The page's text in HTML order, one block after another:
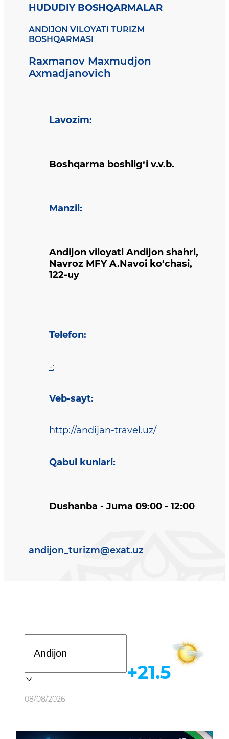
HUDUDIY BOSHQARMALAR
ANDIJON VILOYATI TURIZM
BOSHQARMASI
Raxmanov Maxmudjon
Axmadjanovich
Lavozim:
Boshqarma boshlig‘i v.v.b.
Manzil:
Andijon viloyati Andijon shahri,
Navroz MFY A.Navoi ko‘chasi,
122-uy
Telefon:
-;
Veb-sayt:
http://andijan-travel.uz/
Qabul kunlari:
Dushanba - Juma 09:00 - 12:00
andijon_turizm@exat.uz
Ob-havo
08/08/2026
+21.5